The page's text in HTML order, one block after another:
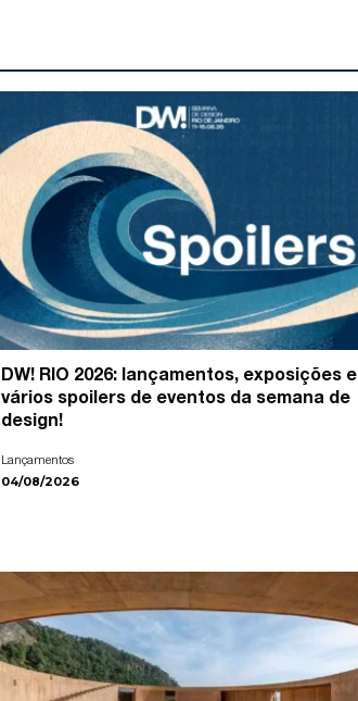
DW! RIO 2026: lançamentos, exposições e
vários spoilers de eventos da semana de
design!
Lançamentos
04/08/2026